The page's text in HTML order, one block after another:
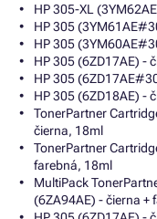
HP 305-XL
HP 305
HP 305
HP 305 (6ZD17AE) -
HP 305
HP 305 (6ZD18AE) -
TonerPartner
čierna, 18ml
TonerPartner
farebná, 18ml
MultiPack
(6ZA94AE) - čierna